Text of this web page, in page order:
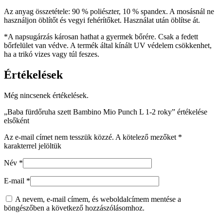
Az anyag összetétele: 90 % poliészter, 10 % spandex. A mosásnál ne
használjon öblítőt és vegyi fehérítőket. Használat után öblítse át.
*A napsugárzás károsan hathat a gyermek bőrére. Csak a fedett
bőrfelület van védve. A termék által kínált UV védelem csökkenhet,
ha a trikó vizes vagy túl feszes.
Értékelések
Még nincsenek értékelések.
„Baba fürdőruha szett Bambino Mio Punch L 1-2 roky” értékelése
elsőként
Az e-mail címet nem tesszük közzé. A kötelező mezőket *
karakterrel jelöltük
Név *
E-mail *
A nevem, e-mail címem, és weboldalcímem mentése a
böngészőben a következő hozzászólásomhoz.